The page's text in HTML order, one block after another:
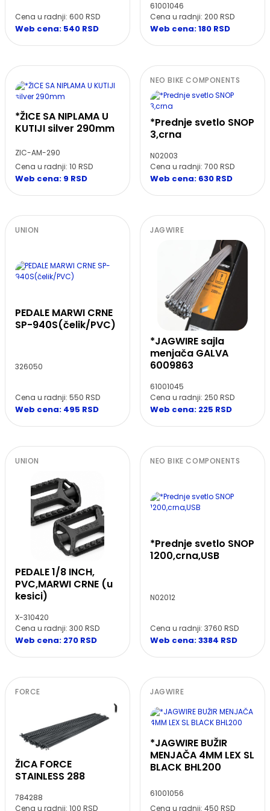
Cena u radnji: 600 RSD
Web cena: 540 RSD
61001046
Cena u radnji: 200 RSD
Web cena: 180 RSD
*ŽICE SA NIPLAMA U
KUTIJI silver 290mm
ZIC-AM-290
Cena u radnji: 10 RSD
Web cena: 9 RSD
NEO BIKE COMPONENTS
*Prednje svetlo SNOP
3,crna
N02003
Cena u radnji: 700 RSD
Web cena: 630 RSD
UNION
PEDALE MARWI CRNE
SP-940S(čelik/PVC)
326050
Cena u radnji: 550 RSD
Web cena: 495 RSD
JAGWIRE
*JAGWIRE sajla
menjača GALVA
6009863
61001045
Cena u radnji: 250 RSD
Web cena: 225 RSD
UNION
PEDALE 1/8 INCH,
PVC,MARWI CRNE (u
kesici)
X-310420
Cena u radnji: 300 RSD
Web cena: 270 RSD
NEO BIKE COMPONENTS
*Prednje svetlo SNOP
1200,crna,USB
N02012
Cena u radnji: 3760 RSD
Web cena: 3384 RSD
FORCE
ŽICA FORCE
STAINLESS 288
784288
Cena u radnji: 100 RSD
JAGWIRE
*JAGWIRE BUŽIR
MENJAČA 4MM LEX SL
BLACK BHL200
61001056
Cena u radnji: 450 RSD